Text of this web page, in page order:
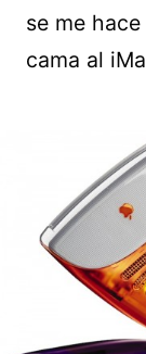
se me
cama al